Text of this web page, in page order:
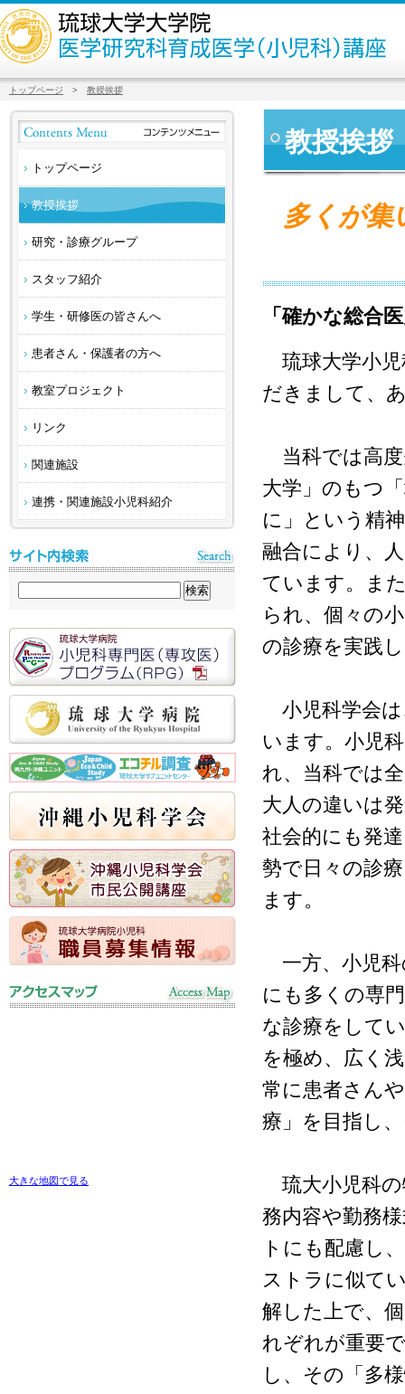
トップページ > 教授挨拶
教授挨拶
多くが集
「確かな総合
琉球大学小児
だきまして、
当科では高
大学」のもつ
に」という精
融合により、
ています。ま
られ、個々の
の診療を実践
小児科学会は
います。小児
れ、当科では
大人の違いは
社会的にも発
勢で日々の診
ます。
一方、小児科
にも多くの専
な診療をして
を極め、広く
常に患者さん
療」を目指し
琉大小児科の
務内容や勤務
トにも配慮し
ストラに似て
解した上で、
れぞれが重要
し、その「多
トップページ
教授挨拶
研究・診療グループ
スタッフ紹介
学生・研修医の皆さんへ
患者さん・保護者の方へ
教室プロジェクト
リンク
関連施設
連携・関連施設小児科紹介
大きな地図で見る